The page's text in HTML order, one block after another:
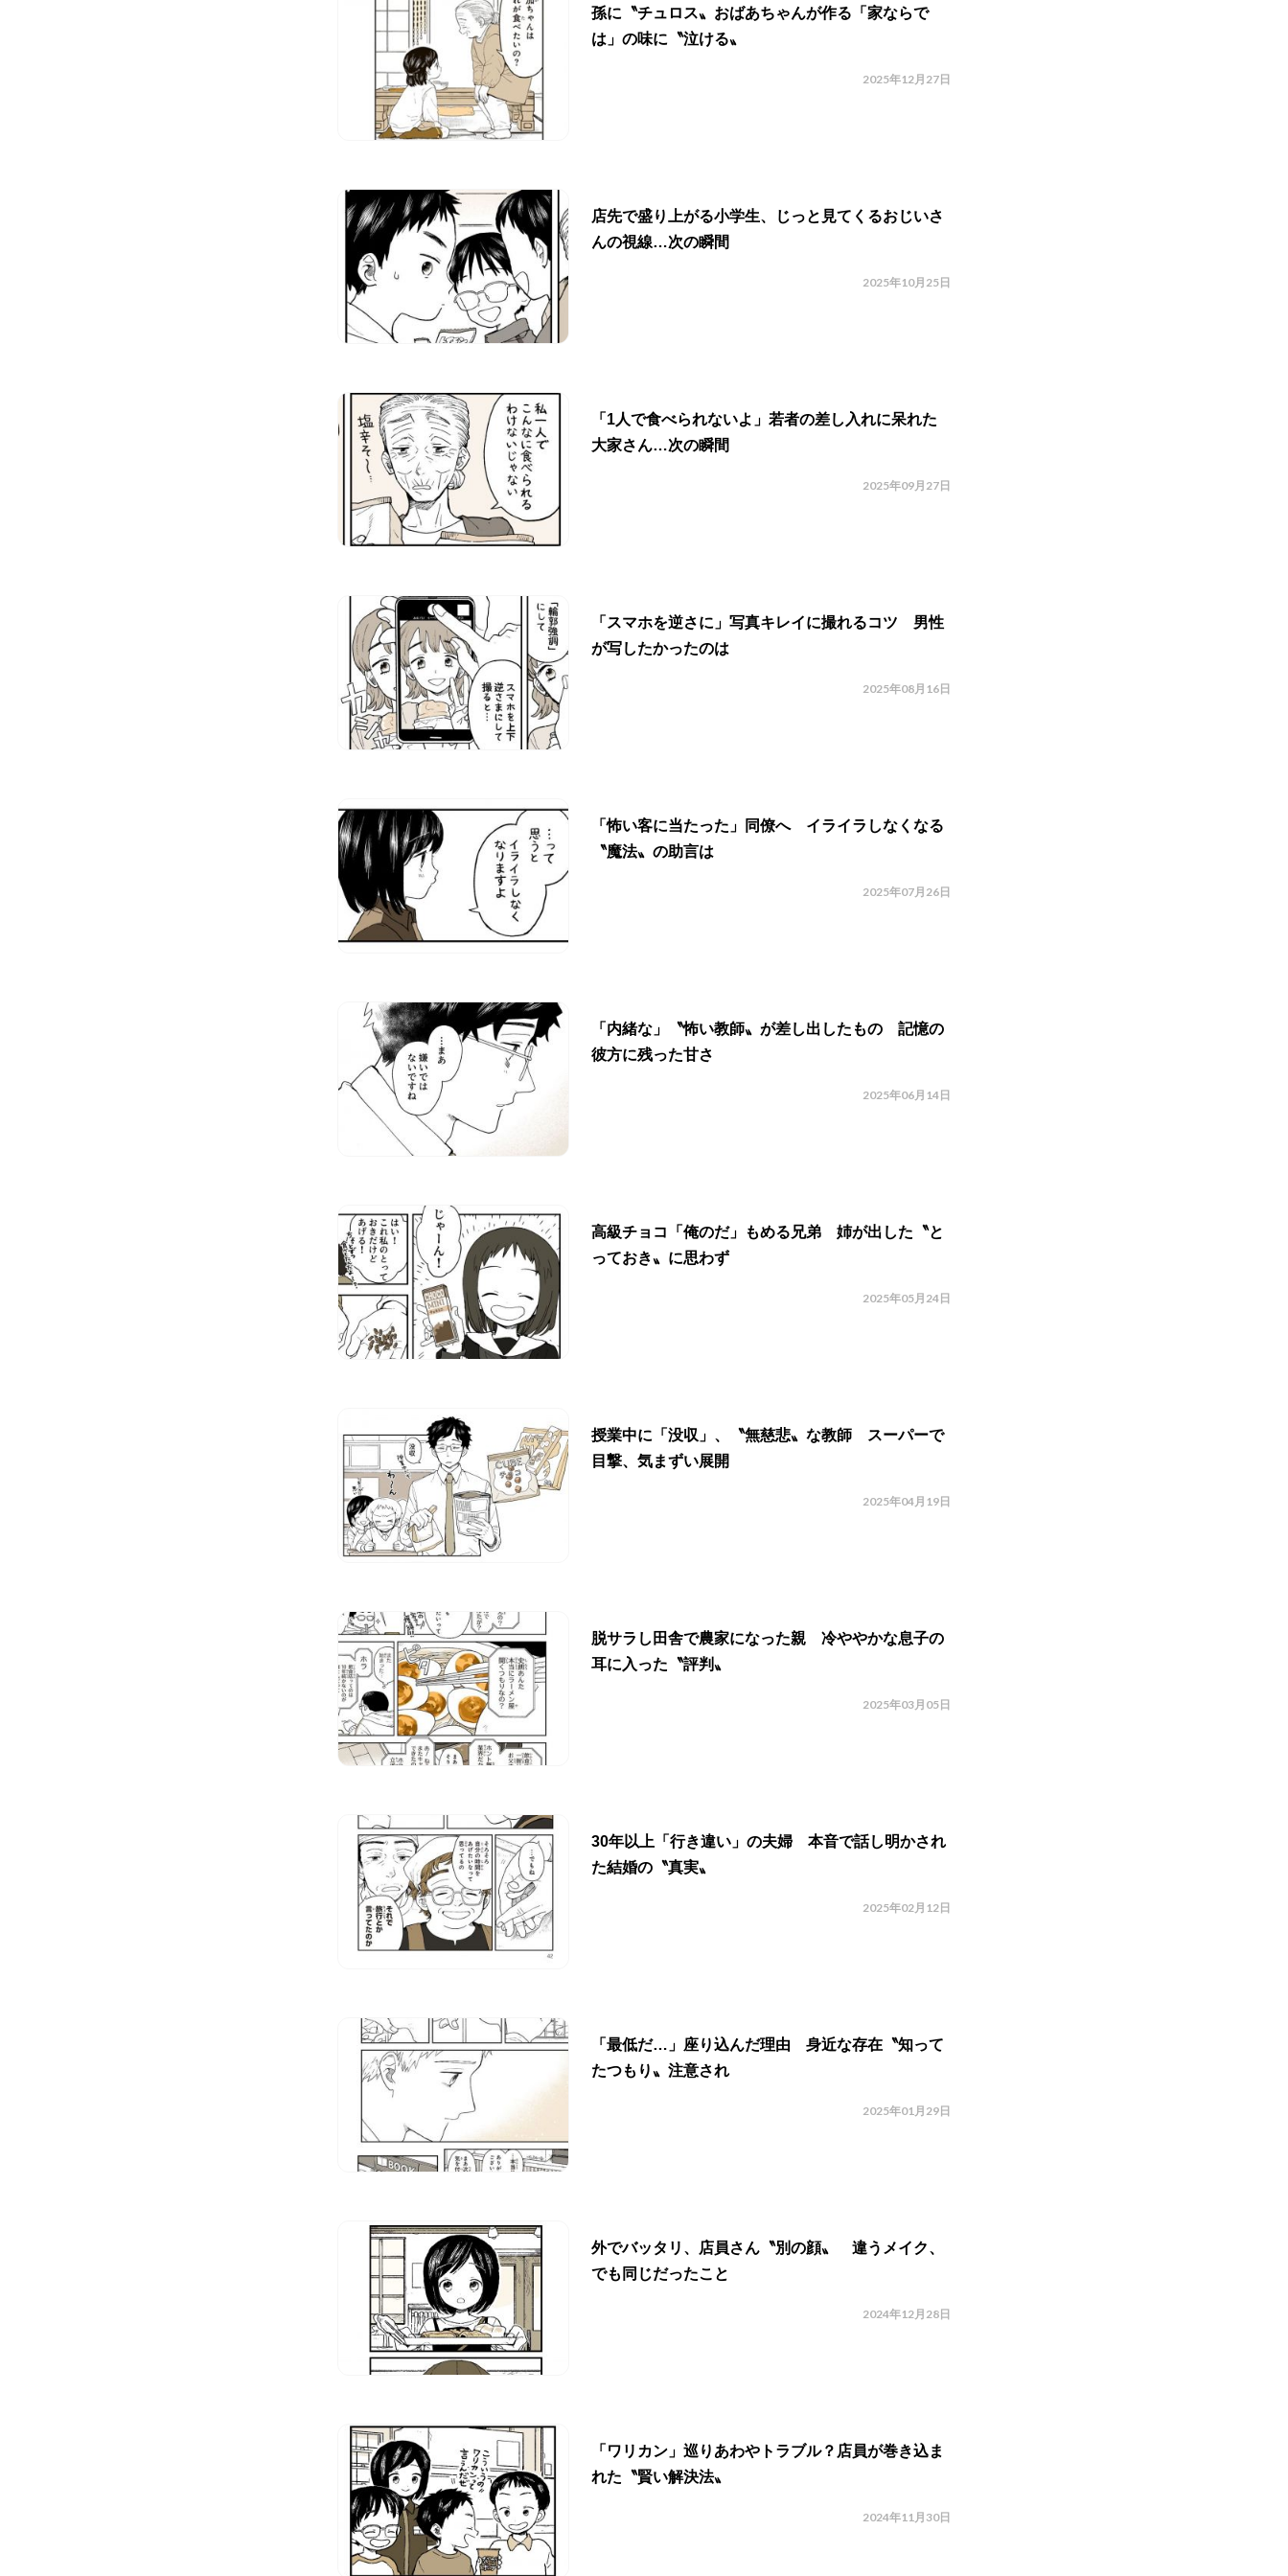
孫に〝チュロス〟おばあちゃんが作る「家ならで
は」の味に〝泣ける〟
2025年12月27日
店先で盛り上がる小学生、じっと見てくるおじいさ
んの視線…次の瞬間
2025年10月25日
「1人で食べられないよ」若者の差し入れに呆れた
大家さん…次の瞬間
2025年09月27日
「スマホを逆さに」写真キレイに撮れるコツ 男性
が写したかったのは
2025年08月16日
「怖い客に当たった」同僚へ イライラしなくなる
〝魔法〟の助言は
2025年07月26日
「内緒な」〝怖い教師〟が差し出したもの 記憶の
彼方に残った甘さ
2025年06月14日
高級チョコ「俺のだ」もめる兄弟 姉が出した〝と
っておき〟に思わず
2025年05月24日
授業中に「没収」、〝無慈悲〟な教師 スーパーで
目撃、気まずい展開
2025年04月19日
脱サラし田舎で農家になった親 冷ややかな息子の
耳に入った〝評判〟
2025年03月05日
30年以上「行き違い」の夫婦 本音で話し明かされ
た結婚の〝真実〟
2025年02月12日
「最低だ…」座り込んだ理由 身近な存在〝知って
たつもり〟注意され
2025年01月29日
外でバッタリ、店員さん〝別の顔〟 違うメイク、
でも同じだったこと
2024年12月28日
「ワリカン」巡りあわやトラブル？店員が巻き込ま
れた〝賢い解決法〟
2024年11月30日